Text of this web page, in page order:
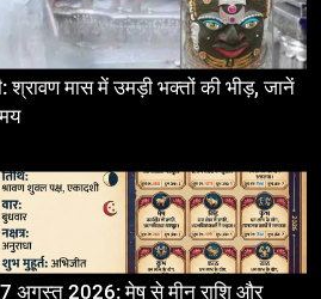
श्रावण मास में उमड़ी भक्तों की भीड़, जानें
अगस्त 2026: मेष से मीन राशि और